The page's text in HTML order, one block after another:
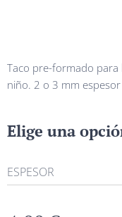
Taco pre-formado para
niño. 2 o 3 mm
Elige una
ESPESOR